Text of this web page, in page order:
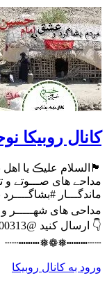
کانال روبیکا
🏴السلام علیڪ یا
مداحے های صـــوتے و
ماندگـــار
┄┄┅┅┅❅❁❅┅┅┅┄┄
ورود به کانال روبیکا